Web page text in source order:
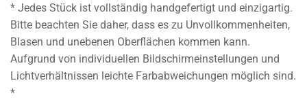
* Jedes Stück ist vollständig handgefertigt und einzigartig.
Bitte beachten Sie daher, dass es zu Unvollkommenheiten,
Blasen und unebenen Oberflächen kommen kann.
Aufgrund von individuellen Bildschirmeinstellungen und
Lichtverhältnissen leichte Farbabweichungen möglich sind.
*